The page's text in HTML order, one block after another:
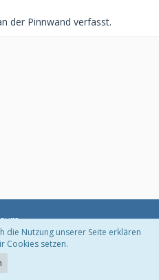
der Pinnwand verfasst.
die Nutzung unserer Seite erklären
Cookies setzen.